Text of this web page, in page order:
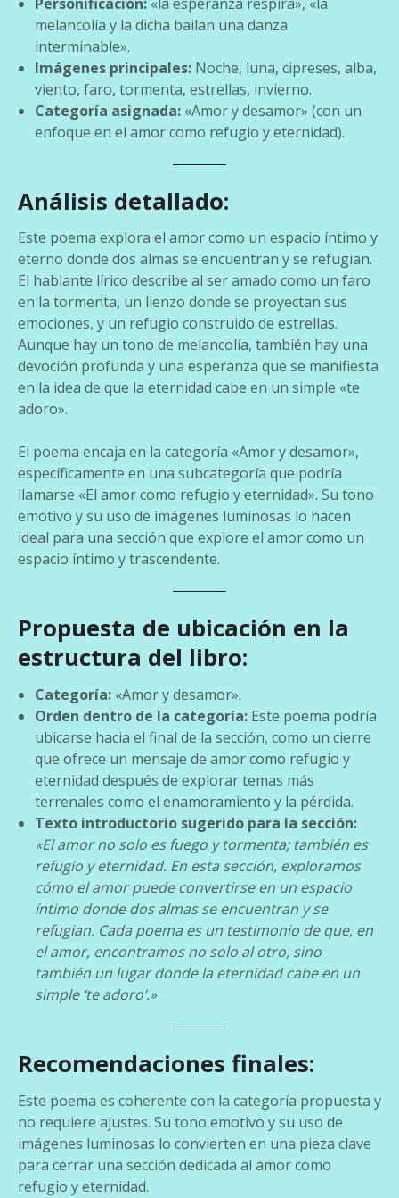
melancolía y la dicha bailan una danza
interminable».
Imágenes principales: Noche, luna, cipreses, alba,
viento, faro, tormenta, estrellas, invierno.
Categoría asignada: «Amor y desamor» (con un
enfoque en el amor como refugio y eternidad).
Análisis detallado:
Este poema explora el amor como un espacio íntimo y
eterno donde dos almas se encuentran y se refugian.
El hablante lírico describe al ser amado como un faro
en la tormenta, un lienzo donde se proyectan sus
emociones, y un refugio construido de estrellas.
Aunque hay un tono de melancolía, también hay una
devoción profunda y una esperanza que se manifiesta
en la idea de que la eternidad cabe en un simple «te
adoro».
El poema encaja en la categoría «Amor y desamor»,
específicamente en una subcategoría que podría
llamarse «El amor como refugio y eternidad». Su tono
emotivo y su uso de imágenes luminosas lo hacen
ideal para una sección que explore el amor como un
espacio íntimo y trascendente.
Propuesta de ubicación en la
estructura del libro:
Categoría: «Amor y desamor».
Orden dentro de la categoría: Este poema podría
ubicarse hacia el final de la sección, como un cierre
que ofrece un mensaje de amor como refugio y
eternidad después de explorar temas más
terrenales como el enamoramiento y la pérdida.
Texto introductorio sugerido para la sección:
«El amor no solo es fuego y tormenta; también es
refugio y eternidad. En esta sección, exploramos
cómo el amor puede convertirse en un espacio
íntimo donde dos almas se encuentran y se
refugian. Cada poema es un testimonio de que, en
el amor, encontramos no solo al otro, sino
también un lugar donde la eternidad cabe en un
simple ‘te adoro’.»
Recomendaciones finales:
Este poema es coherente con la categoría propuesta y
no requiere ajustes. Su tono emotivo y su uso de
imágenes luminosas lo convierten en una pieza clave
para cerrar una sección dedicada al amor como
refugio y eternidad.